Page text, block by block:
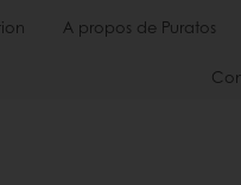
A propos de Puratos